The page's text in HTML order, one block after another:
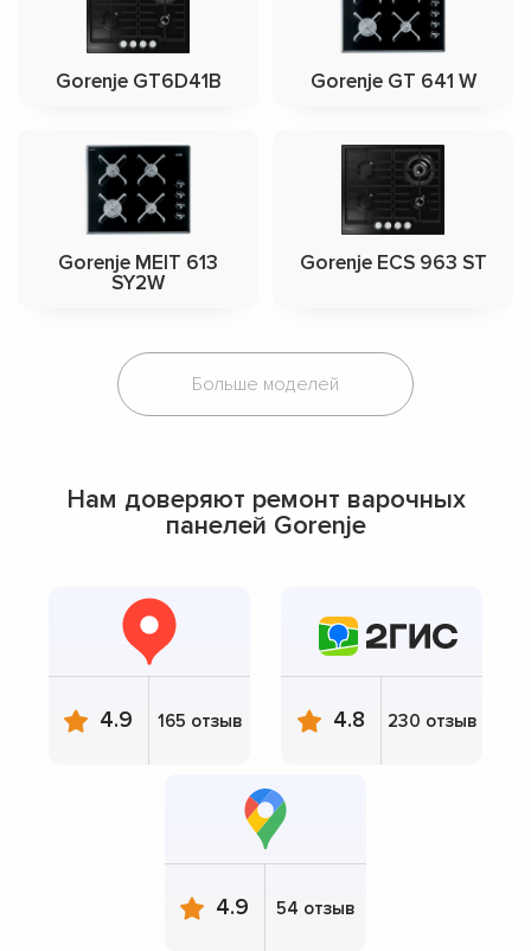
Gorenje GT6D41B Gorenje GT 641 W
Gorenje MEIT 613
SY2W
Gorenje ECS 963 ST
Больше моделей
Нам доверяют ремонт варочных
панелей Gorenje
4.9 165 отзыв 4.8 230 отзыв
4.9 54 отзыв